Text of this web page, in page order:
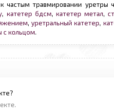
травмировании уретры
, катетер бдсм, катетер метал,
, уретральный катетер,
с кольцом.